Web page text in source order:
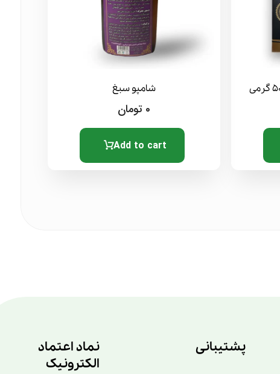
شامپو سبغ
0 تومان
Add to cart
پشتیبانی
نماد اعتماد
الکترونیک